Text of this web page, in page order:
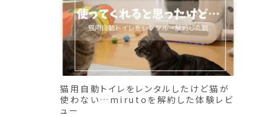
猫用自動トイレをレンタルしたけど猫が
使わない…mirutoを解約した体験レビ
ュー